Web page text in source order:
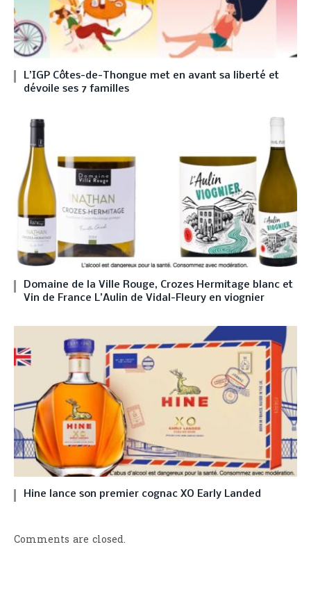
L’IGP Côtes-de-Thongue met en avant sa liberté et
dévoile ses 7 familles
Domaine de la Ville Rouge, Crozes Hermitage blanc et
Vin de France L’Aulin de Vidal-Fleury en viognier
Hine lance son premier cognac XO Early Landed
Comments are closed.